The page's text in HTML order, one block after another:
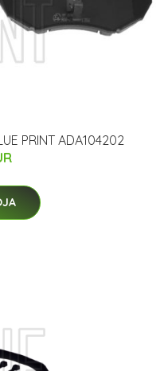
PRINT ADA104202